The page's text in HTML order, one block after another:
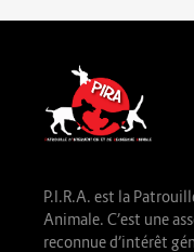
P.I.R.A. est la
Animale. C’est une
reconnue d’intérêt